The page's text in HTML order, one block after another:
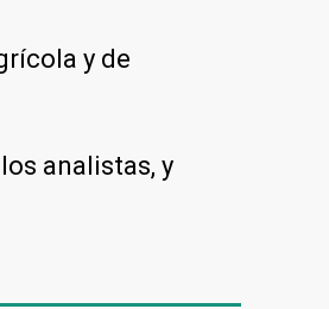
y de
analistas, y